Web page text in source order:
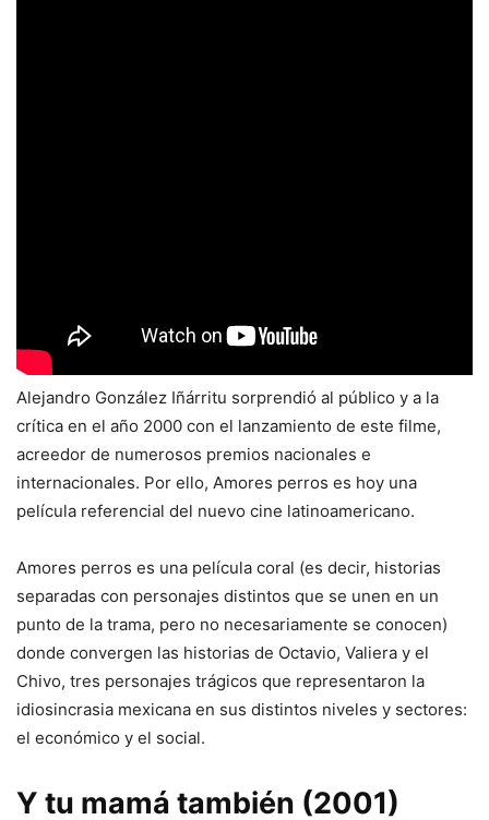
Alejandro González Iñárritu sorprendió al público y a la
crítica en el año 2000 con el lanzamiento de este filme,
acreedor de numerosos premios nacionales e
internacionales. Por ello, Amores perros es hoy una
película referencial del nuevo cine latinoamericano.
Amores perros es una película coral (es decir, historias
separadas con personajes distintos que se unen en un
punto de la trama, pero no necesariamente se conocen)
donde convergen las historias de Octavio, Valiera y el
Chivo, tres personajes trágicos que representaron la
idiosincrasia mexicana en sus distintos niveles y sectores:
el económico y el social.
Y tu mamá también (2001)